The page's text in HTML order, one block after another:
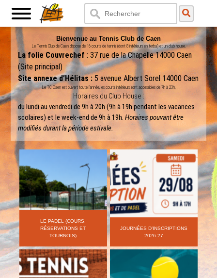
Bienvenue au Tennis Club de Caen
Le Tennis Club de Caen dispose de 16 courts de tennis (dont 8 intérieurs en terbal) et un club house.
La folie Couvrechef : 37 rue de la Chapelle 14000 Caen
(Site principal)
Site annexe d’Hélitas : 5 avenue Albert Sorel 14000 Caen
Le TC Caen est ouvert toute l’année, les courts intérieurs sont accessibles de 7h à 23h.
Horaires du Club House :
du lundi au vendredi de 9h à 20h (9h à 19h pendant les vacances
scolaires) et le week-end de 9h à 19h.Horaires pouvant être
modifiés durant la période estivale.
LE PADEL (COURS,
RÉSERVATIONS ET
TOURNOIS)
JOURNÉES D’INSCRIPTIONS
2026-27